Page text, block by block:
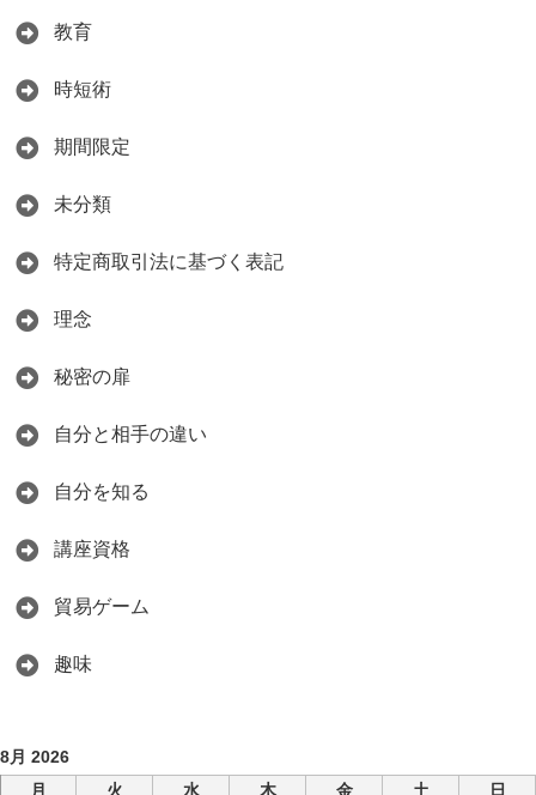
教育
時短術
期間限定
未分類
特定商取引法に基づく表記
理念
秘密の扉
自分と相手の違い
自分を知る
講座資格
貿易ゲーム
趣味
8月 2026
月
火 水 木 金 土 日